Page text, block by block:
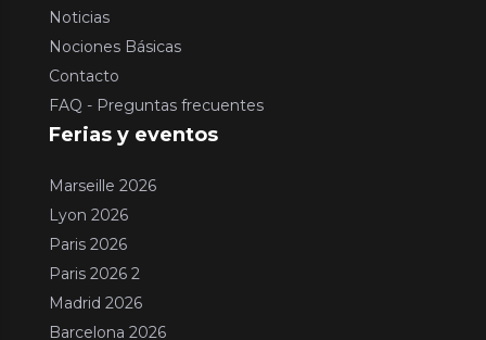
Noticias
Nociones Básicas
Contacto
FAQ - Preguntas frecuentes
Ferias y eventos
Marseille 2026
Lyon 2026
Paris 2026
Paris 2026 2
Madrid 2026
Barcelona 2026